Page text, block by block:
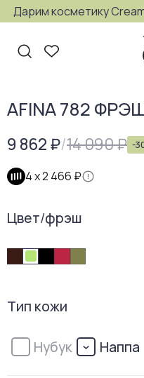
Дарим косметику
AFINA 782
9 862 ₽/14 090 ₽ -
4 х2 466 ₽
Цвет/фрэш
Тип кожи
Нубук Наппа